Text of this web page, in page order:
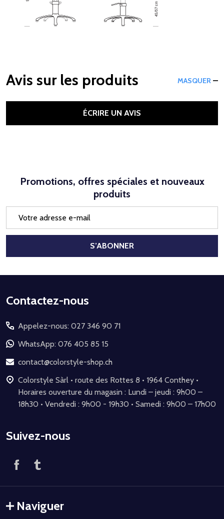
Avis sur les produits MASQUER
ÉCRIRE UN AVIS
Promotions, offres spéciales et nouveaux
produits
mail
S’ABONNER
Début
pied
de
page
Contactez-nous
Appelez-nous: 027 346 90 71
WhatsApp: 076 405 85 15
contact@colorstyle-shop.ch
Colorstyle Sàrl • route des Rottes 8 • 1964 Conthey •
Horaires ouverture du magasin : Lundi – jeudi : 9h00 –
18h30 • Vendredi : 9h00 - 19h30 • Samedi : 9h00 – 17h00
Suivez-nous
Naviguer